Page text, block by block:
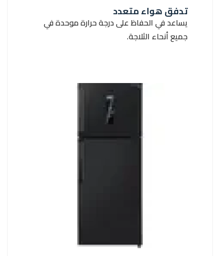
تدفق هواء متعدد
يساعد في الحفاظ على درجة حرارة موحدة في
جميع أنحاء الثلاجة.